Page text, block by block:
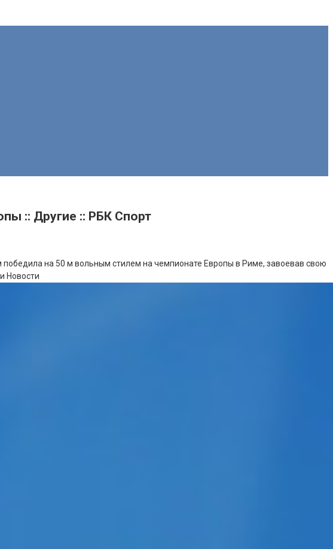
:: Другие :: РБК Спорт
на 50 м вольным стилем на чемпионате Европы в Риме, завоевав свою
Новости